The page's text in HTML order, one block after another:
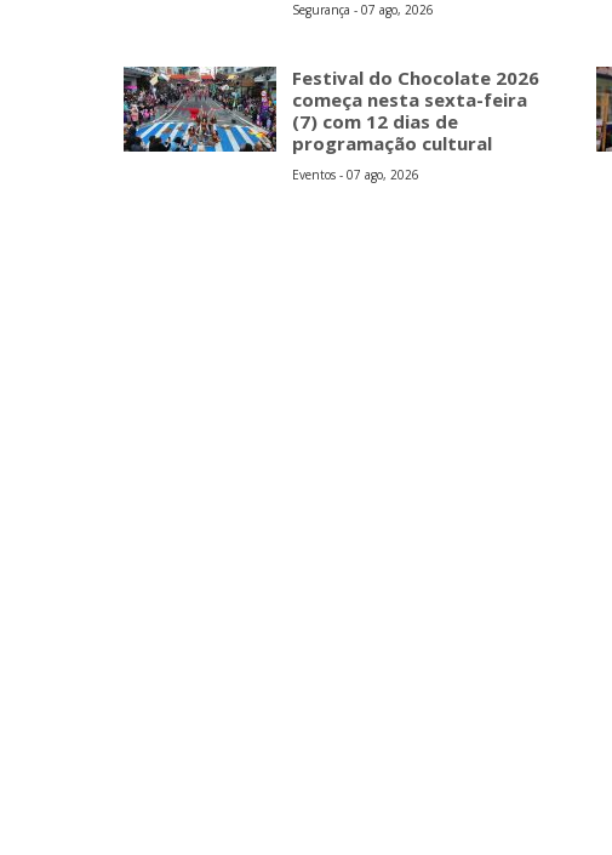
Segurança - 07 ago, 2026
Festival do Chocolate 2026
começa nesta sexta-feira
(7) com 12 dias de
programação cultural
Eventos - 07 ago, 2026